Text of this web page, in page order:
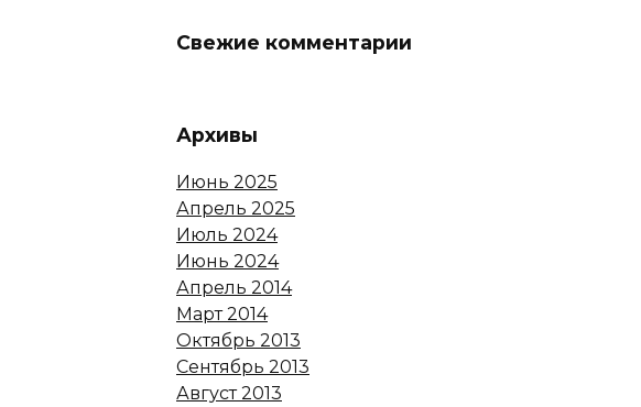
Свежие комментарии
Архивы
Июнь 2025
Апрель 2025
Июль 2024
Июнь 2024
Апрель 2014
Март 2014
Октябрь 2013
Сентябрь 2013
Август 2013